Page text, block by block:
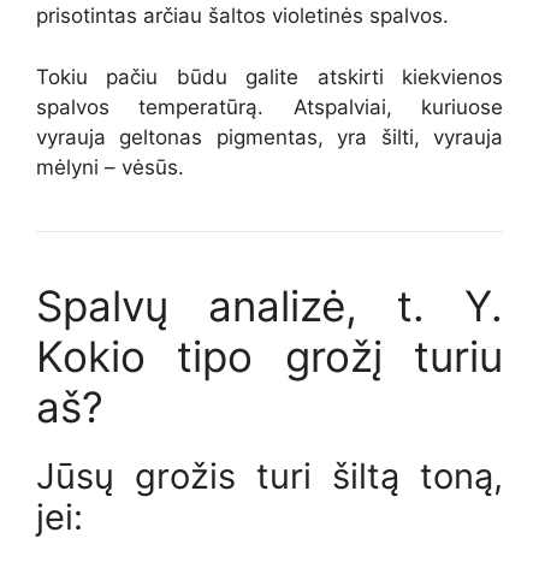
prisotintas arčiau šaltos violetinės spalvos.
Tokiu pačiu būdu galite atskirti kiekvienos
spalvos temperatūrą. Atspalviai, kuriuose
vyrauja geltonas pigmentas, yra šilti, vyrauja
mėlyni – vėsūs.
Spalvų analizė, t. Y.
Kokio tipo grožį turiu
aš?
Jūsų grožis turi šiltą toną,
jei: